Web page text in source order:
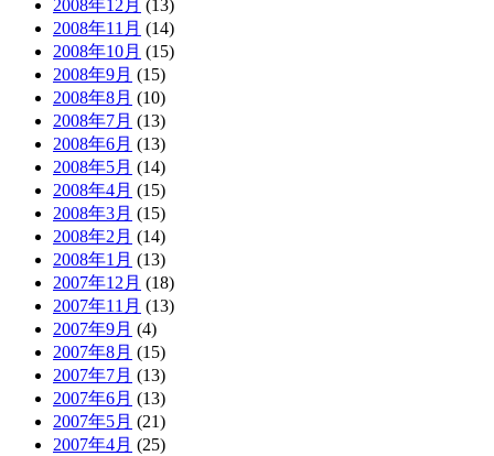
2008年12月 (13)
2008年11月 (14)
2008年10月 (15)
2008年9月 (15)
2008年8月 (10)
2008年7月 (13)
2008年6月 (13)
2008年5月 (14)
2008年4月 (15)
2008年3月 (15)
2008年2月 (14)
2008年1月 (13)
2007年12月 (18)
2007年11月 (13)
2007年9月 (4)
2007年8月 (15)
2007年7月 (13)
2007年6月 (13)
2007年5月 (21)
2007年4月 (25)